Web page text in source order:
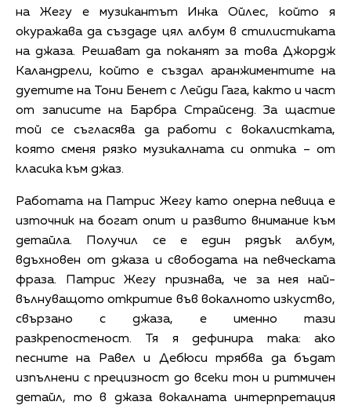
на Жегу е музикантът Инка Ойлес, който я
окуражава да създаде цял албум в стилистиката
на джаза. Решават да поканят за това Джордж
Каландрели, който е създал аранжиментите на
дуетите на Тони Бенет с Лейди Гага, както и част
от записите на Барбра Страйсенд. За щастие
той се съгласява да работи с вокалистката,
която сменя рязко музикалната си оптика – от
класика към джаз.
Работата на Патрис Жегу като оперна певица е
източник на богат опит и развито внимание към
детайла. Получил се е един рядък албум,
вдъхновен от джаза и свободата на певческата
фраза. Патрис Жегу признава, че за нея най-
вълнуващото откритие във вокалното изкуство,
свързано с джаза, е именно тази
разкрепостеност. Тя я дефинира така: ако
песните на Равел и Дебюси трябва да бъдат
изпълнени с прецизност до всеки тон и ритмичен
детайл, то в джаза вокалната интерпретация